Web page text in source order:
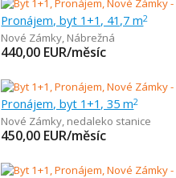
Pronájem, byt 1+1, 41,7 m2
Nové Zámky, Nábrežná
440,00 EUR/měsíc
Pronájem, byt 1+1, 35 m2
Nové Zámky, nedaleko stanice
450,00 EUR/měsíc